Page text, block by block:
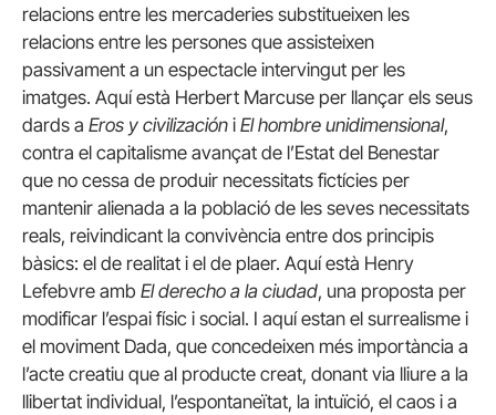
relacions entre les mercaderies substitueixen les
relacions entre les persones que assisteixen
passivament a un espectacle intervingut per les
imatges. Aquí està Herbert Marcuse per llançar els seus
dards a Eros y civilización i El hombre unidimensional,
contra el capitalisme avançat de l’Estat del Benestar
que no cessa de produir necessitats fictícies per
mantenir alienada a la població de les seves necessitats
reals, reivindicant la convivència entre dos principis
bàsics: el de realitat i el de plaer. Aquí està Henry
Lefebvre amb El derecho a la ciudad, una proposta per
modificar l’espai físic i social. I aquí estan el surrealisme i
el moviment Dada, que concedeixen més importància a
l’acte creatiu que al producte creat, donant via lliure a la
llibertat individual, l’espontaneïtat, la intuïció, el caos i a